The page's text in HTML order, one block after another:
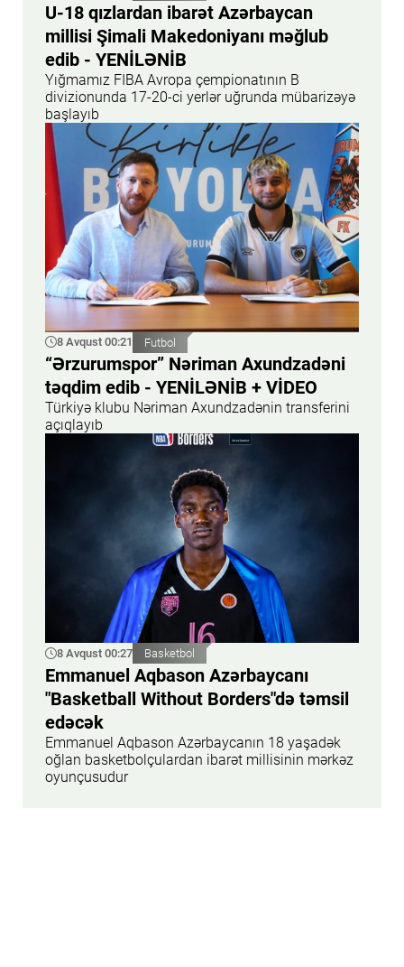
U-18 qızlardan ibarət Azərbaycan
millisi Şimali Makedoniyanı məğlub
edib - YENİLƏNİB
Yığmamız FIBA Avropa çempionatının B
divizionunda 17-20-ci yerlər uğrunda mübarizəyə
başlayıb
8 Avqust 00:21 Futbol
“Ərzurumspor” Nəriman Axundzadəni
təqdim edib - YENİLƏNİB + VİDEO
Türkiyə klubu Nəriman Axundzadənin transferini
açıqlayıb
8 Avqust 00:27 Basketbol
Emmanuel Aqbason Azərbaycanı
"Basketball Without Borders"də təmsil
edəcək
Emmanuel Aqbason Azərbaycanın 18 yaşadək
oğlan basketbolçulardan ibarət millisinin mərkəz
oyunçusudur